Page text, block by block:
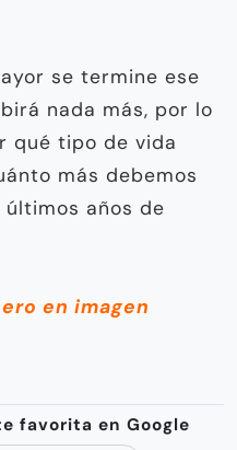
se termine ese
nada más, por lo
qué tipo de vida
más debemos
años de
en imagen
favorita en Google